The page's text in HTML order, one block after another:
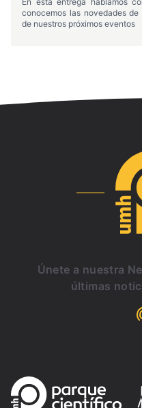
conocemos las novedades
de nuestros próximos eventos
Únete a nuestra
últimas